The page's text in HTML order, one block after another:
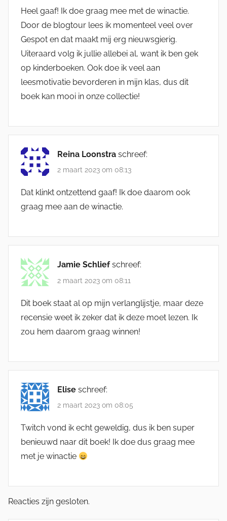
Heel gaaf! Ik doe graag mee met de winactie.
Door de blogtour lees ik momenteel veel over
Gespot en dat maakt mij erg nieuwsgierig.
Uiteraard volg ik jullie allebei al, want ik ben gek
op kinderboeken. Ook doe ik veel aan
leesmotivatie bevorderen in mijn klas, dus dit
boek kan mooi in onze collectie!
Reina Loonstra schreef:
2 maart 2023 om 08:13
Dat klinkt ontzettend gaaf! Ik doe daarom ook
graag mee aan de winactie.
Jamie Schlief schreef:
2 maart 2023 om 08:11
Dit boek staat al op mijn verlanglijstje, maar deze
recensie weet ik zeker dat ik deze moet lezen. Ik
zou hem daarom graag winnen!
Elise schreef:
2 maart 2023 om 08:05
Twitch vond ik echt geweldig, dus ik ben super
benieuwd naar dit boek! Ik doe dus graag mee
met je winactie
Reacties zijn gesloten.